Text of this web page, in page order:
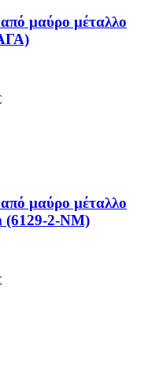
μαύρο μέταλλο
μαύρο μέταλλο
(6129-2-ΝΜ)